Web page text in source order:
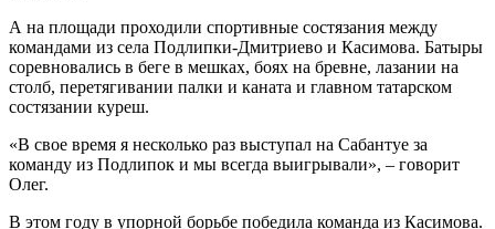
А на площади проходили спортивные состязания между
командами из села Подлипки-Дмитриево и Касимова. Батыры
соревновались в беге в мешках, боях на бревне, лазании на
столб, перетягивании палки и каната и главном татарском
состязании куреш.
«В свое время я несколько раз выступал на Сабантуе за
команду из Подлипок и мы всегда выигрывали», – говорит
Олег.
В этом году в упорной борьбе победила команда из Касимова.